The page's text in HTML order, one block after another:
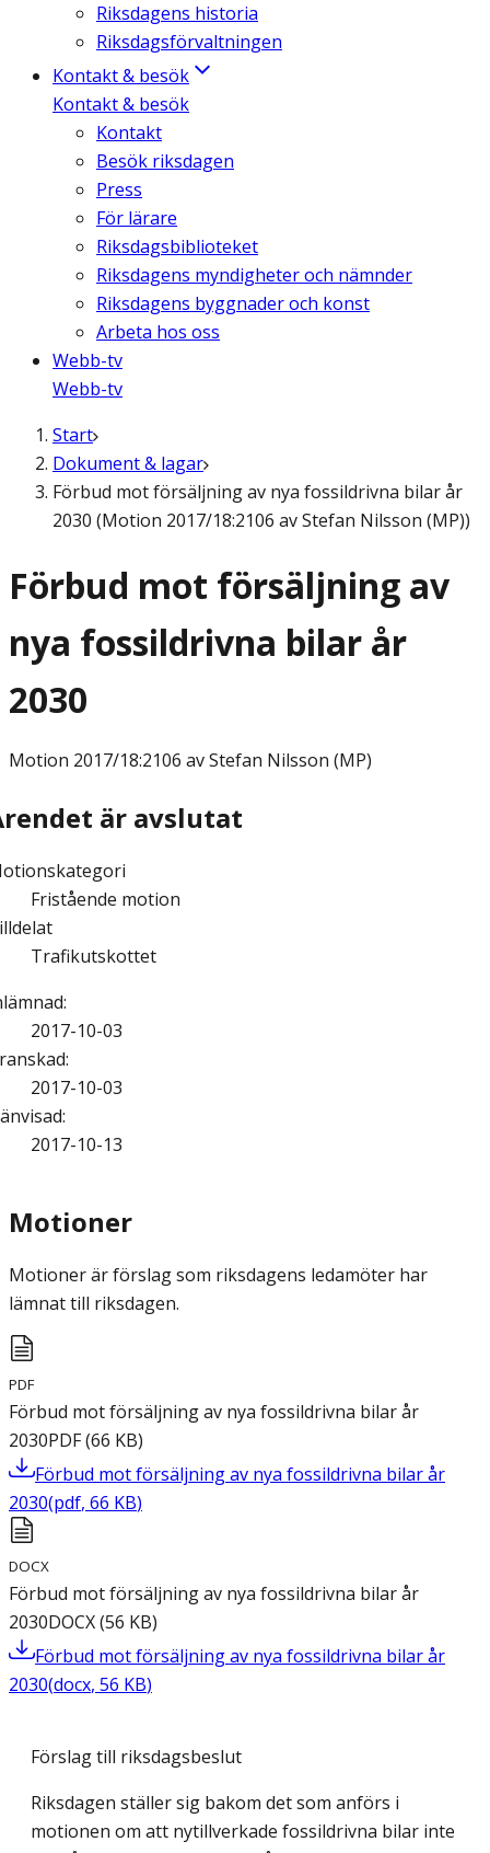
Riksdagens historia
Riksdagsförvaltningen
Kontakt & besök
Kontakt & besök
Kontakt
Besök riksdagen
Press
För lärare
Riksdagsbiblioteket
Riksdagens myndigheter och nämnder
Riksdagens byggnader och konst
Arbeta hos oss
Webb-tv
Webb-tv
Start
Dokument & lagar
Förbud mot försäljning av nya fossildrivna bilar år
2030 (Motion 2017/18:2106 av Stefan Nilsson (MP))
Förbud mot försäljning av
nya fossildrivna bilar år
2030
Motion 2017/18:2106 av Stefan Nilsson (MP)
är avslutat
Fristående motion
Trafikutskottet
:
2017-10-03
:
2017-10-03
:
2017-10-13
Motioner
Motioner är förslag som riksdagens ledamöter har
lämnat till riksdagen.
PDF
Förbud mot försäljning av nya fossildrivna bilar år
2030PDF(66 KB)
Förbud mot försäljning av nya fossildrivna bilar år
2030(pdf, 66 KB)
DOCX
Förbud mot försäljning av nya fossildrivna bilar år
2030DOCX(56 KB)
Förbud mot försäljning av nya fossildrivna bilar år
2030(docx, 56 KB)
Förslag till riksdagsbeslut
Riksdagen ställer sig bakom det som anförs i
motionen om att nytillverkade fossildrivna bilar inte